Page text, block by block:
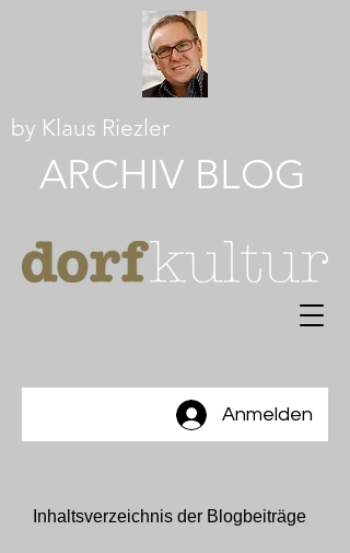
ARCHIVBLOG
by Klaus Riezler
Anmelden
Inhaltsverzeichnis der Blogbeiträge